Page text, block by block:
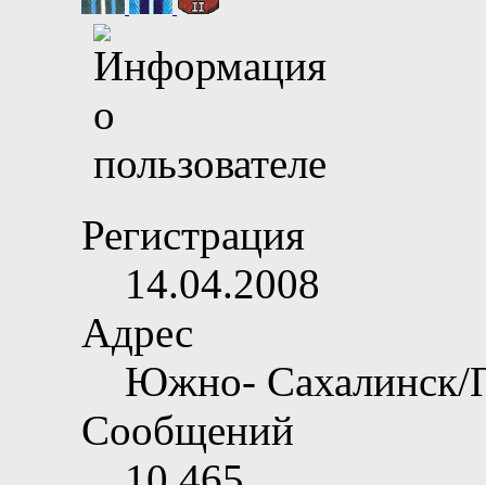
Регистрация
14.04.2008
Адрес
Южно- Сахалинск/
Сообщений